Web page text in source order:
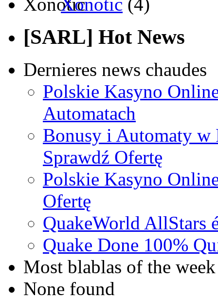
Xonotic (4)
[SARL] Hot News
Dernieres news chaudes
Polskie Kasyno
Automatach
Bonusy i Automaty w
Sprawdź Ofertę
Polskie Kasyno
Ofertę
QuakeWorld AllStars
Quake Done 100%
Most blablas of the week
None found